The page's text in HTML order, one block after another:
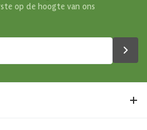
op de hoogte van ons